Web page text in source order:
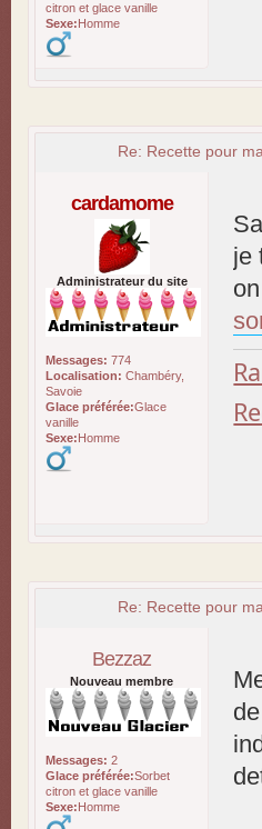
citron et glace vanille
Sexe:Homme
Re: Recette pour
cardamome
Administrateur du site
Messages: 774
Localisation: Chambéry,
Savoie
Glace préférée:Glace
vanille
Sexe:Homme
je
Re: Recette pour
Bezzaz
Nouveau membre
Messages: 2
Glace préférée:Sorbet
citron et glace vanille
Sexe:Homme